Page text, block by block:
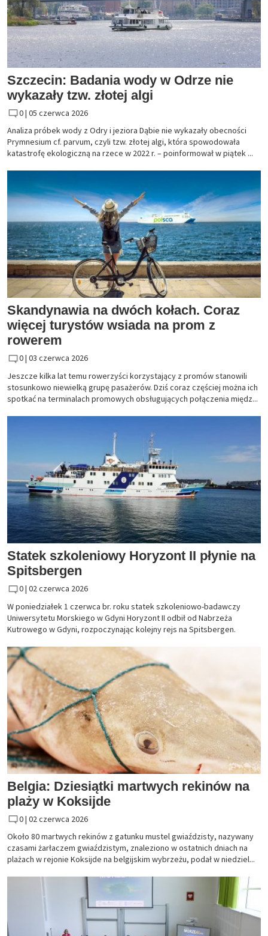
Szczecin: Badania wody w Odrze nie
wykazały tzw. złotej algi
0 | 05 czerwca 2026
Analiza próbek wody z Odry i jeziora Dąbie nie wykazały obecności
Prymnesium cf. parvum, czyli tzw. złotej algi, która spowodowała
katastrofę ekologiczną na rzece w 2022 r. – poinformował w piątek ...
Skandynawia na dwóch kołach. Coraz
więcej turystów wsiada na prom z
rowerem
0 | 03 czerwca 2026
Jeszcze kilka lat temu rowerzyści korzystający z promów stanowili
stosunkowo niewielką grupę pasażerów. Dziś coraz częściej można ich
spotkać na terminalach promowych obsługujących połączenia międz...
Statek szkoleniowy Horyzont II płynie na
Spitsbergen
0 | 02 czerwca 2026
W poniedziałek 1 czerwca br. roku statek szkoleniowo-badawczy
Uniwersytetu Morskiego w Gdyni Horyzont II odbił od Nabrzeża
Kutrowego w Gdyni, rozpoczynając kolejny rejs na Spitsbergen.
Belgia: Dziesiątki martwych rekinów na
plaży w Koksijde
0 | 02 czerwca 2026
Około 80 martwych rekinów z gatunku mustel gwiaździsty, nazywany
czasami żarłaczem gwiaździstym, znaleziono w ostatnich dniach na
plażach w rejonie Koksijde na belgijskim wybrzeżu, podał w niedziel...